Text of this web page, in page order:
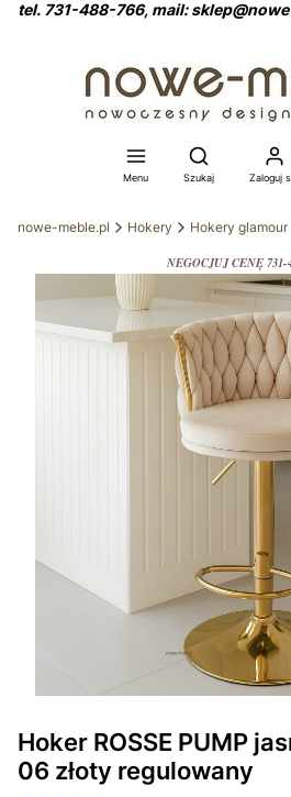
tel. 731-488-766, mail:
Menu
Otwórz
Szukaj Zaloguj
nowe-meble.pl Hokery Hokery glamour
NEGOCJUJ CENĘ 731-
Hoker ROSSE PUMP
06 złoty regulowany